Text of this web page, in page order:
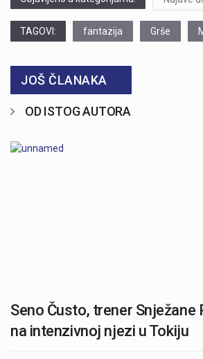
TAGOVI: fantazija Grše
JOŠ ČLANAKA
OD ISTOG AUTORA
Seno Čusto, trener Snježane
na intenzivnoj njezi u Tokiju